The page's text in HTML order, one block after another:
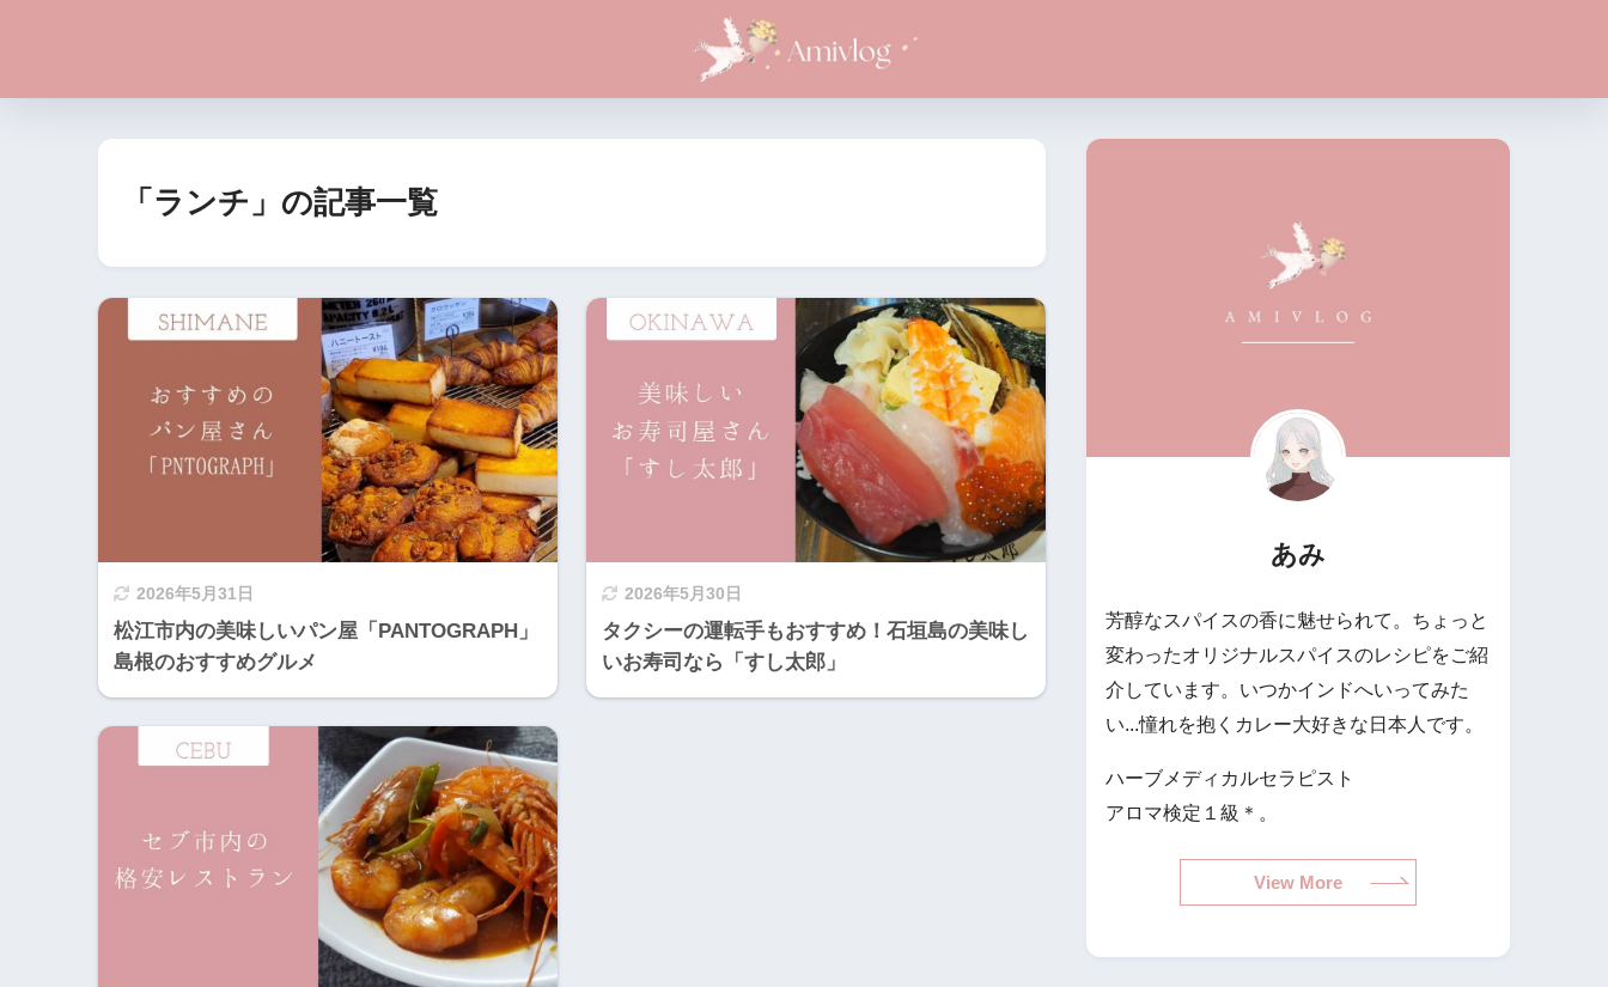
「ランチ」の記事一覧
2026年5月31日
松江市内の美味しいパン屋「PANTOGRAPH」
島根のおすすめグルメ
2026年5月30日
タクシーの運転手もおすすめ！石垣島の美味し
いお寿司なら「すし太郎」
あみ
芳醇なスパイスの香に魅せられて。ちょっと
変わったオリジナルスパイスのレシピをご紹
介しています。いつかインドへいってみた
い...憧れを抱くカレー大好きな日本人です。
ハーブメディカルセラピスト
アロマ検定１級＊。
View More